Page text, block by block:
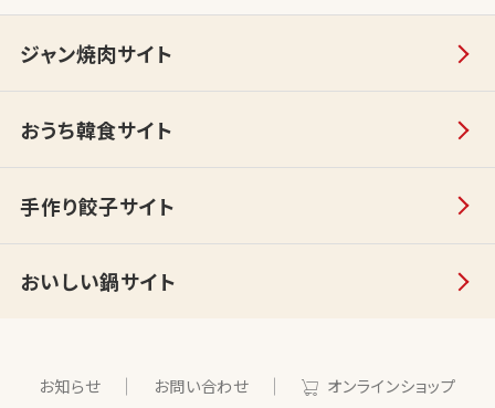
ジャン焼肉サイト
おうち韓食サイト
手作り餃子サイト
おいしい鍋サイト
お知らせ お問い合わせ オンラインショップ